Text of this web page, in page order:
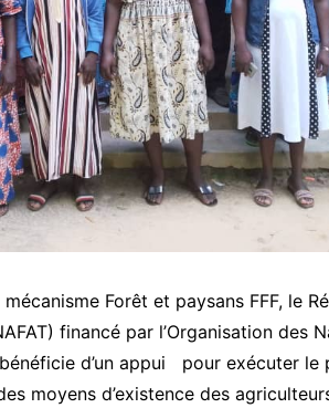
IPM
BAKITHA
LE PRINCE
MON AVENIR
EXCELLENCE
Forêt et paysans FFF, le
financé par l’Organisation des
d’un appui pour exécuter le
moyens d’existence des